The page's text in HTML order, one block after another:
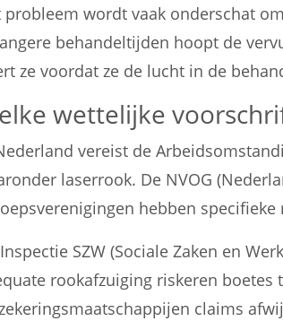
probleem wordt vaak onderschat
behandeltijden hoopt de
ze voordat ze de lucht in de
wettelijke
vereist de
laserrook. De NVOG
hebben
SZW (Sociale Zaken en
rookafzuiging riskeren
claims